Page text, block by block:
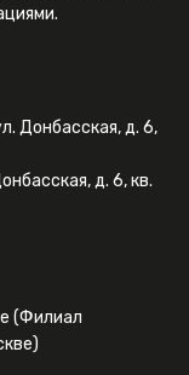
Донбасская, д. 6,
д. 6, кв.
(Филиал